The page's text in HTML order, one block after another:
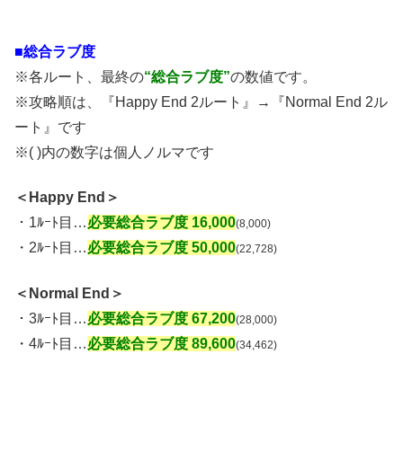
■総合ラブ度
※各ルート、最終の“総合ラブ度”の数値です。
※攻略順は、『Happy End 2ルート』→『Normal End 2ル
ート』です
※( )内の数字は個人ノルマです
＜Happy End＞
・1ﾙｰﾄ目…必要総合ラブ度 16,000(8,000)
・2ﾙｰﾄ目…必要総合ラブ度 50,000(22,728)
＜Normal End＞
・3ﾙｰﾄ目…必要総合ラブ度 67,200(28,000)
・4ﾙｰﾄ目…必要総合ラブ度 89,600(34,462)